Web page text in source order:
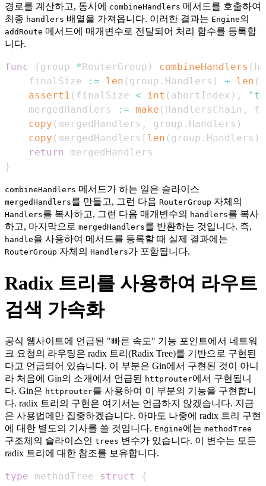
경로를 계산하고, 동시에 combineHandlers 메서드를 호출하여
최종 handlers 배열을 가져옵니다. 이러한 결과는 Engine의
addRoute 메서드에 매개변수로 전달되어 처리 함수를 등록합
니다.
func ( group *RouterGroup ) combineHandlers (
    finalSize
:= len ( group . Handlers ) + len (
assert1 ( finalSize < int ( abortIndex ) ,
    mergedHandlers
:= make ( HandlersChain ,
copy ( mergedHandlers , group . Handlers )
copy ( mergedHandlers [ len ( group . Handlers )
return
}
combineHandlers 메서드가 하는 일은 슬라이스
mergedHandlers를 만들고, 그런 다음 RouterGroup 자체의
Handlers를 복사하고, 그런 다음 매개변수의 handlers를 복사
하고, 마지막으로 mergedHandlers를 반환하는 것입니다. 즉,
handle을 사용하여 메서드를 등록할 때 실제 결과에는
RouterGroup 자체의 Handlers가 포함됩니다.
Radix 트리를 사용하여 라우트
검색 가속화
공식 웹사이트에 언급된 "빠른 속도" 기능 포인트에서 네트워
크 요청의 라우팅은 radix 트리(Radix Tree)를 기반으로 구현된
다고 언급되어 있습니다. 이 부분은 Gin에서 구현된 것이 아니
라 처음에 Gin의 소개에서 언급된 httprouter에서 구현됩니
다. Gin은 httprouter를 사용하여 이 부분의 기능을 구현합니
다. radix 트리의 구현은 여기서는 언급하지 않겠습니다. 지금
은 사용법에만 집중하겠습니다. 아마도 나중에 radix 트리 구현
에 대한 별도의 기사를 쓸 것입니다. Engine에는 methodTree
구조체의 슬라이스인 trees 변수가 있습니다. 이 변수는 모든
radix 트리에 대한 참조를 보유합니다.
type methodTree struct
{